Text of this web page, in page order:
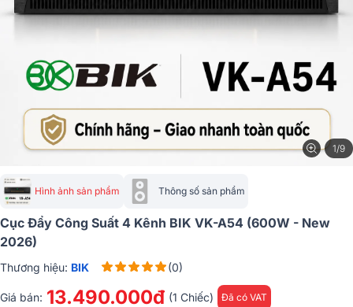
1/9
Hình ảnh sản phẩm Thông số sản phẩm
Cục Đẩy Công Suất 4 Kênh BIK VK-A54 (600W - New
2026)
Thương hiệu: BIK (0)
Giá bán: 13.490.000đ (1 Chiếc) Đã có VAT